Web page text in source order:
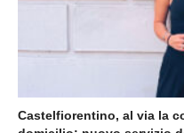
Castelfiorentino, al via la